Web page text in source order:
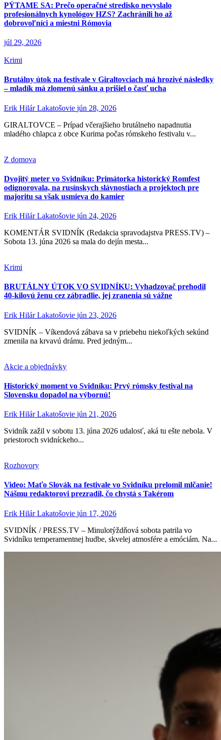
PÝTAME SA: Prečo operačné stredisko nevyslalo
profesionálnych kynológov HZS? Zachránili ho až
dobrovoľníci a miestni Rómovia
júl 29, 2026
Krimi
Brutálny útok na festivale v Giraltovciach má hrozivé následky
– mladík má zlomenú sánku a prišiel o časť ucha
Erik Hilár Lakatošovie jún 28, 2026
GIRALTOVCE – Prípad včerajšieho brutálneho napadnutia
mladého chlapca z obce Kurima počas rómskeho festivalu v...
Z domova
Dvojitý meter vo Svidníku: Primátorka historický Romfest
odignorovala, na rusínskych slávnostiach a projektoch pre
majoritu sa však usmieva do kamier
Erik Hilár Lakatošovie jún 24, 2026
KOMENTÁR SVIDNÍK (Redakcia spravodajstva PRESS.TV) –
Sobota 13. júna 2026 sa mala do dejín mesta...
Krimi
BRUTÁLNY ÚTOK VO SVIDNÍKU: Vyhadzovač prehodil
40-kilovú ženu cez zábradlie, jej zranenia sú vážne
Erik Hilár Lakatošovie jún 23, 2026
SVIDNÍK – Víkendová zábava sa v priebehu niekoľkých sekúnd
zmenila na krvavú drámu. Pred jedným...
Akcie a objednávky
Historický moment vo Svidníku: Prvý rómsky festival na
Slovensku dopadol na výbornú!
Erik Hilár Lakatošovie jún 21, 2026
Svidník zažil v sobotu 13. júna 2026 udalosť, aká tu ešte nebola. V
priestoroch svidníckeho...
Rozhovory
Video: Maťo Slovák na festivale vo Svidníku prelomil mlčanie!
Nášmu redaktorovi prezradil, čo chystá s Takérom
Erik Hilár Lakatošovie jún 17, 2026
SVIDNÍK / PRESS.TV – Minulotýždňová sobota patrila vo
Svidníku temperamentnej hudbe, skvelej atmosfére a emóciám. Na...